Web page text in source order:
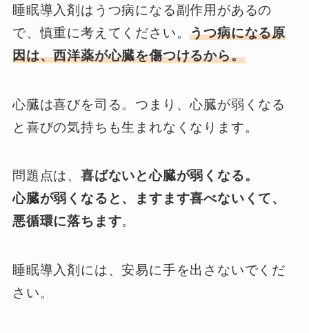
睡眠導入剤はうつ病になる副作用があるの
で、慎重に考えてください。うつ病になる原
因は、西洋薬が心臓を傷つけるから。
心臓は喜びを司る。つまり、心臓が弱くなる
と喜びの気持ちも生まれなくなります。
問題点は、 喜ばないと心臓が弱くなる。
心臓が弱くなると、ますます喜べないくて、
悪循環に落ちます。
睡眠導入剤には、安易に手を出さないでくだ
さい。